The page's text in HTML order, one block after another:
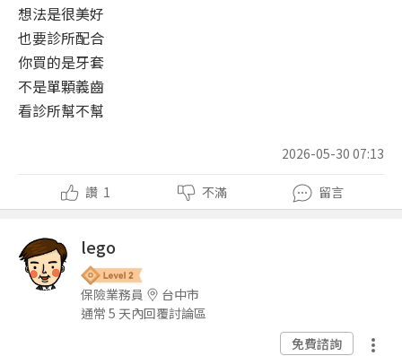
想法是很美好
也要診所配合
你買的是牙套
不是單顆義齒
看診所幫不幫
2026-05-30 07:13
讚 1 不滿 留言
lego
保險業務員
台中市
通常 5 天內回覆討論區
免費諮詢